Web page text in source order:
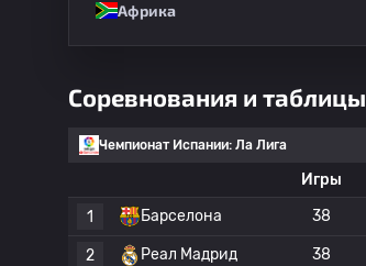
Африка
Соревнования и таблицы
Чемпионат Испании: Ла Лига
Игры
1
Барселона 38
2 Реал Мадрид 38